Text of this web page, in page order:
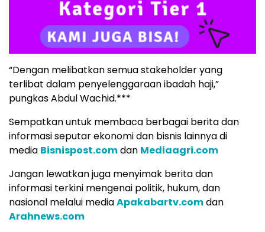
“Dengan melibatkan semua stakeholder yang
terlibat dalam penyelenggaraan ibadah haji,”
pungkas Abdul Wachid.***
Sempatkan untuk membaca berbagai berita dan
informasi seputar ekonomi dan bisnis lainnya di
media Bisnispost.comdan Mediaagri.com
Jangan lewatkan juga menyimak berita dan
informasi terkini mengenai politik, hukum, dan
nasional melalui mediaApakabartv.comdan
Arahnews.com